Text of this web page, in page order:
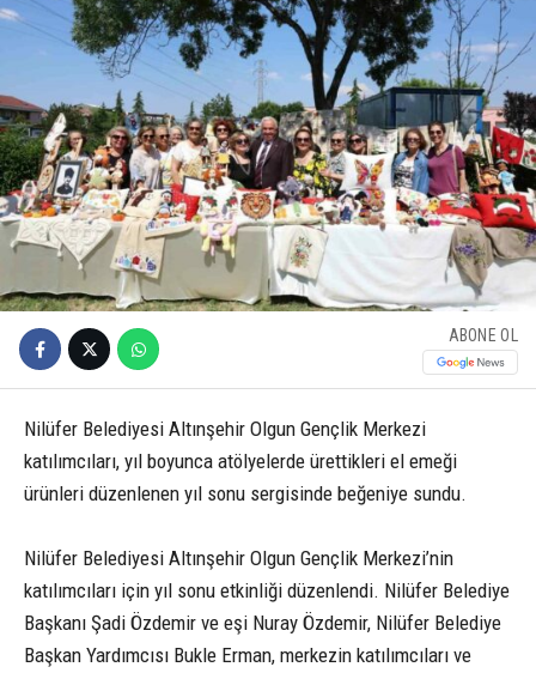
ABONE OL
Nilüfer Belediyesi Altınşehir Olgun Gençlik Merkezi
katılımcıları, yıl boyunca atölyelerde ürettikleri el emeği
ürünleri düzenlenen yıl sonu sergisinde beğeniye sundu.
Nilüfer Belediyesi Altınşehir Olgun Gençlik Merkezi’nin
katılımcıları için yıl sonu etkinliği düzenlendi. Nilüfer Belediye
Başkanı Şadi Özdemir ve eşi Nuray Özdemir, Nilüfer Belediye
Başkan Yardımcısı Bukle Erman, merkezin katılımcıları ve